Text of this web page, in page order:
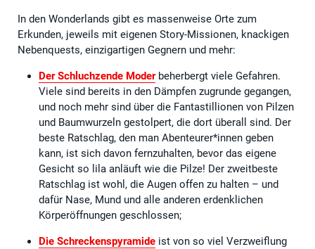
In den Wonderlands gibt es massenweise Orte zum
Erkunden, jeweils mit eigenen Story-Missionen, knackigen
Nebenquests, einzigartigen Gegnern und mehr:
Der Schluchzende Moderbeherbergt viele Gefahren.
Viele sind bereits in den Dämpfen zugrunde gegangen,
und noch mehr sind über die Fantastillionen von Pilzen
und Baumwurzeln gestolpert, die dort überall sind. Der
beste Ratschlag, den man Abenteurer*innen geben
kann, ist sich davon fernzuhalten, bevor das eigene
Gesicht so lila anläuft wie die Pilze! Der zweitbeste
Ratschlag ist wohl, die Augen offen zu halten – und
dafür Nase, Mund und alle anderen erdenklichen
Körperöffnungen geschlossen;
Die Schreckenspyramide ist von so viel Verzweiflung